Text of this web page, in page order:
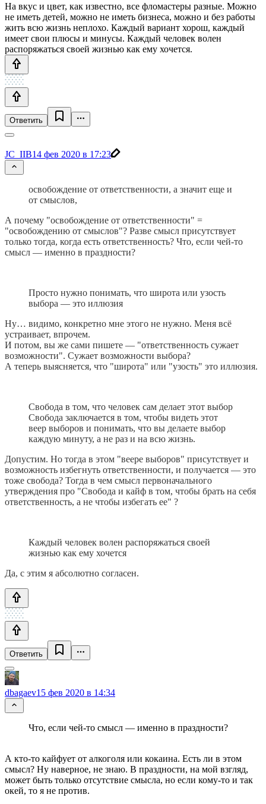
На вкус и цвет, как известно, все фломастеры разные. Можно
не иметь детей, можно не иметь бизнеса, можно и без работы
жить всю жизнь неплохо. Каждый вариант хорош, каждый
имеет свои плюсы и минусы. Каждый человек волен
распоряжаться своей жизнью как ему хочется.
Ответить
JC_IIB14 фев 2020 в 17:23
освобождение от ответственности, а значит еще и
от смыслов,
А почему "освобождение от ответственности" =
"освобождению от смыслов"? Разве смысл присутствует
только тогда, когда есть ответственность? Что, если чей-то
смысл — именно в праздности?
Просто нужно понимать, что широта или узость
выбора — это иллюзия
Ну… видимо, конкретно мне этого не нужно. Меня всё
устраивает, впрочем.
И потом, вы же сами пишете — "ответственность сужает
возможности". Сужает возможности выбора?
А теперь выясняется, что "широта" или "узость" это иллюзия.
Свобода в том, что человек сам делает этот выбор
Свобода заключается в том, чтобы видеть этот
веер выборов и понимать, что вы делаете выбор
каждую минуту, а не раз и на всю жизнь.
Допустим. Но тогда в этом "веере выборов" присутствует и
возможность избегнуть ответственности, и получается — это
тоже свобода? Тогда в чем смысл первоначального
утверждения про "Свобода и кайф в том, чтобы брать на себя
ответственность, а не чтобы избегать ее" ?
Каждый человек волен распоряжаться своей
жизнью как ему хочется
Да, с этим я абсолютно согласен.
Ответить
dbagaev15 фев 2020 в 14:34
Что, если чей-то смысл — именно в праздности?
А кто-то кайфует от алкоголя или кокаина. Есть ли в этом
смысл? Ну наверное, не знаю. В праздности, на мой взгляд,
может быть только отсутствие смысла, но если кому-то и так
окей, то я не против.